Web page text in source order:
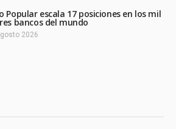
Popular escala 17 posiciones en los mil
bancos del mundo
2026